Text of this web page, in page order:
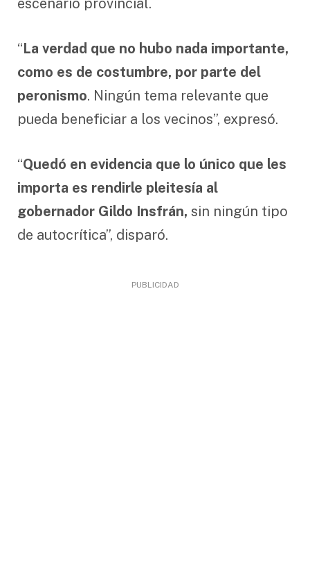
escenario provincial.
“La verdad que no hubo nada importante,
como es de costumbre, por parte del
peronismo. Ningún tema relevante que
pueda beneficiar a los vecinos”, expresó.
“Quedó en evidencia que lo único que les
importa es rendirle pleitesía al
gobernador Gildo Insfrán, sin ningún tipo
de autocrítica”, disparó.
PUBLICIDAD